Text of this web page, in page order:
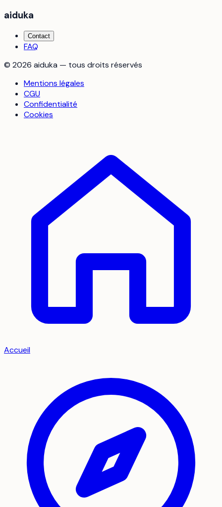
aiduka
Contact
FAQ
© 2026 aiduka — tous droits réservés
Mentions légales
CGU
Confidentialité
Cookies
Accueil